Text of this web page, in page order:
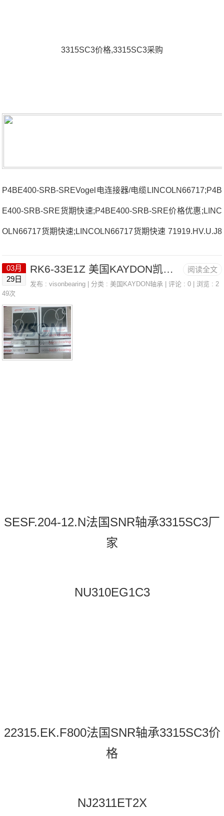
3315SC3价格,3315SC3采购
P4BE400-SRB-SREVogel电连接器/电缆LINCOLN66717;P4B
E400-SRB-SRE货期快速;P4BE400-SRB-SRE价格优惠;LINC
OLN66717货期快速;LINCOLN66717货期快速 71919.HV.U.J8
轴承3315SC3价格UCFC209L4UST.210法国SNR轴承3315S
C3参数3315SC3价格,3315SC3采购 热销型号推荐：3315SC
3，FB22451-H RK6-33E1Z，P4BE400-SRB-SRE热销品牌
推荐：SNC.510-6087907UG/GNP42/15KQTQ331
阅读全文
03月
29日
RK6-33E1Z 美国KAYDON凯顿超精薄壁轴承 KD200CN0
发布 :visonbearing | 分类 :美国KAYDON轴承 | 评论 : 0 | 浏览 : 2
49次
SESF.204-12.N法国SNR轴承3315SC3厂
家
NU310EG1C3
22315.EK.F800法国SNR轴承3315SC3价
格
NJ2311ET2X